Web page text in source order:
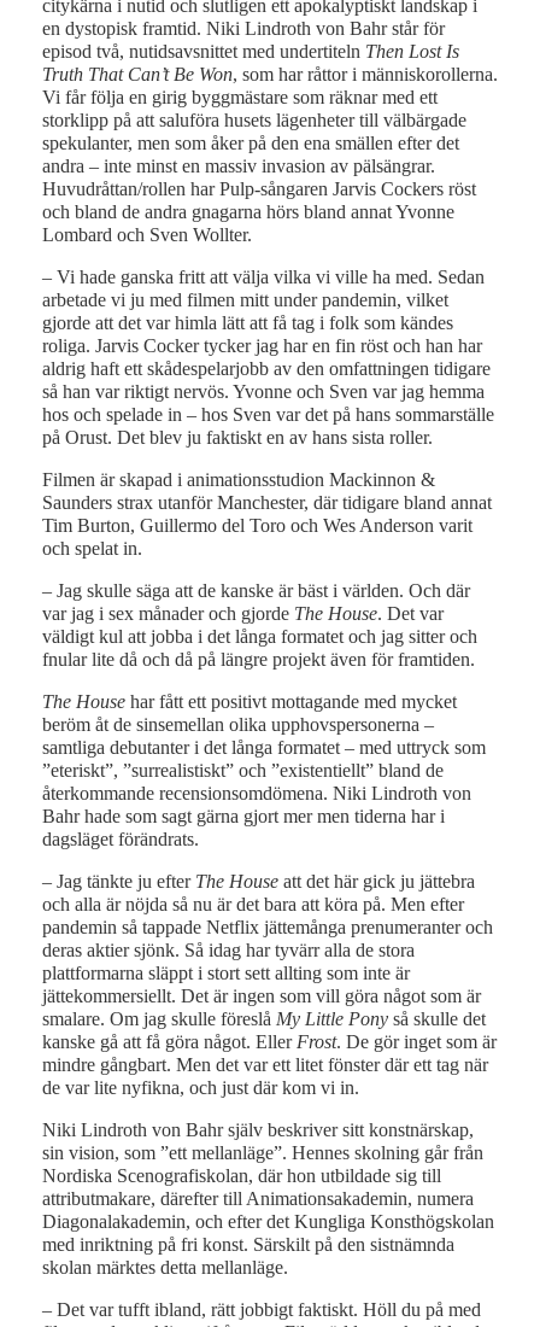
citykärna i nutid och slutligen ett apokalyptiskt landskap i
en dystopisk framtid. Niki Lindroth von Bahr står för
episod två, nutidsavsnittet med undertiteln Then Lost Is
Truth That Can’t Be Won, som har råttor i människorollerna.
Vi får följa en girig byggmästare som räknar med ett
storklipp på att saluföra husets lägenheter till välbärgade
spekulanter, men som åker på den ena smällen efter det
andra – inte minst en massiv invasion av pälsängrar.
Huvudråttan/rollen har Pulp-sångaren Jarvis Cockers röst
och bland de andra gnagarna hörs bland annat Yvonne
Lombard och Sven Wollter.
– Vi hade ganska fritt att välja vilka vi ville ha med. Sedan
arbetade vi ju med filmen mitt under pandemin, vilket
gjorde att det var himla lätt att få tag i folk som kändes
roliga. Jarvis Cocker tycker jag har en fin röst och han har
aldrig haft ett skådespelarjobb av den omfattningen tidigare
så han var riktigt nervös. Yvonne och Sven var jag hemma
hos och spelade in – hos Sven var det på hans sommarställe
på Orust. Det blev ju faktiskt en av hans sista roller.
Filmen är skapad i animationsstudion Mackinnon &
Saunders strax utanför Manchester, där tidigare bland annat
Tim Burton, Guillermo del Toro och Wes Anderson varit
och spelat in.
– Jag skulle säga att de kanske är bäst i världen. Och där
var jag i sex månader och gjorde The House. Det var
väldigt kul att jobba i det långa formatet och jag sitter och
fnular lite då och då på längre projekt även för framtiden.
The House har fått ett positivt mottagande med mycket
beröm åt de sinsemellan olika upphovspersonerna –
samtliga debutanter i det långa formatet – med uttryck som
”eteriskt”, ”surrealistiskt” och ”existentiellt” bland de
återkommande recensionsomdömena. Niki Lindroth von
Bahr hade som sagt gärna gjort mer men tiderna har i
dagsläget förändrats.
– Jag tänkte ju efter The House att det här gick ju jättebra
och alla är nöjda så nu är det bara att köra på. Men efter
pandemin så tappade Netflix jättemånga prenumeranter och
deras aktier sjönk. Så idag har tyvärr alla de stora
plattformarna släppt i stort sett allting som inte är
jättekommersiellt. Det är ingen som vill göra något som är
smalare. Om jag skulle föreslå My Little Pony så skulle det
kanske gå att få göra något. Eller Frost. De gör inget som är
mindre gångbart. Men det var ett litet fönster där ett tag när
de var lite nyfikna, och just där kom vi in.
Niki Lindroth von Bahr själv beskriver sitt konstnärskap,
sin vision, som ”ett mellanläge”. Hennes skolning går från
Nordiska Scenografiskolan, där hon utbildade sig till
attributmakare, därefter till Animationsakademin, numera
Diagonalakademin, och efter det Kungliga Konsthögskolan
med inriktning på fri konst. Särskilt på den sistnämnda
skolan märktes detta mellanläge.
– Det var tufft ibland, rätt jobbigt faktiskt. Höll du på med